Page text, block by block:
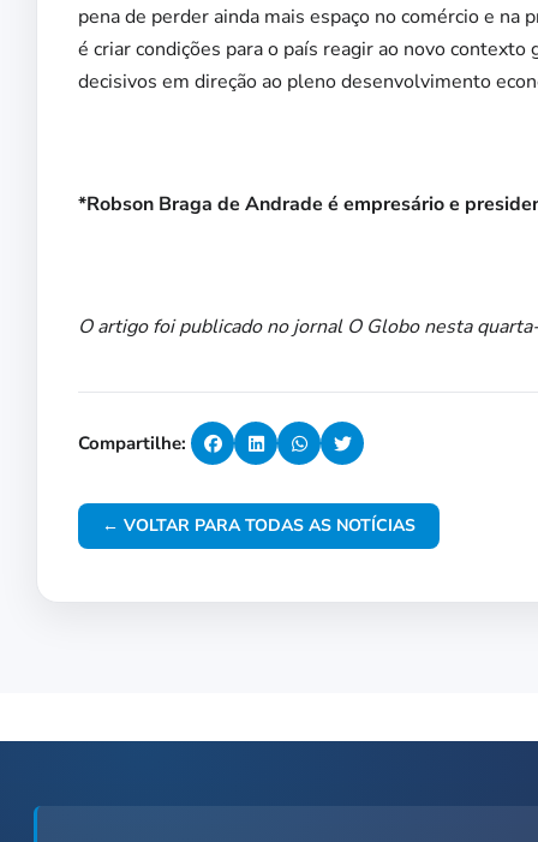
pena de perder ainda mais espaço no comércio e
é criar condições para o país reagir ao novo
decisivos em direção ao pleno desenvolvimento
*Robson Braga de Andrade é empresário e
O artigo foi publicado no jornal O Globo nesta
Compartilhe:
← VOLTAR PARA TODAS AS NOTÍCIAS